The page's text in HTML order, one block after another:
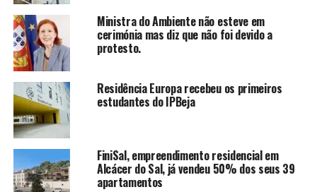
Ministra do Ambiente não esteve em
cerimónia mas diz que não foi devido a
protesto.
Residência Europa recebeu os primeiros
estudantes do IPBeja
FiniSal, empreendimento residencial em
Alcácer do Sal, já vendeu 50% dos seus 39
apartamentos